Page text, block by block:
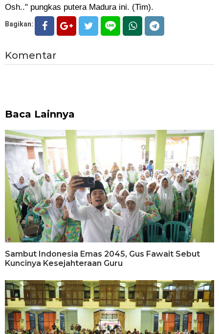
Osh.." pungkas putera Madura ini. (Tim).
Bagikan:
Komentar
Baca Lainnya
Sambut Indonesia Emas 2045, Gus Fawait Sebut
Kuncinya Kesejahteraan Guru